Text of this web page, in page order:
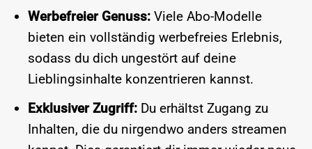
Werbefreier Genuss:Viele Abo-Modelle
bieten ein vollständig werbefreies Erlebnis,
sodass du dich ungestört auf deine
Lieblingsinhalte konzentrieren kannst.
Exklusiver Zugriff:Du erhältst Zugang zu
Inhalten, die du nirgendwo anders streamen